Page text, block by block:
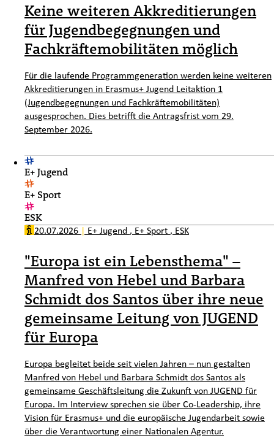
Keine weiteren Akkreditierungen
für Jugendbegegnungen und
Fachkräftemobilitäten möglich
Für die laufende Programmgeneration werden keine weiteren
Akkreditierungen in Erasmus+ Jugend Leitaktion 1
(Jugendbegegnungen und Fachkräftemobilitäten)
ausgesprochen. Dies betrifft die Antragsfrist vom 29.
September 2026.
E+ Jugend
E+ Sport
ESK
20.07.2026 | E+ Jugend , E+ Sport , ESK
"Europa ist ein Lebensthema" –
Manfred von Hebel und Barbara
Schmidt dos Santos über ihre neue
gemeinsame Leitung von JUGEND
für Europa
Europa begleitet beide seit vielen Jahren – nun gestalten
Manfred von Hebel und Barbara Schmidt dos Santos als
gemeinsame Geschäftsleitung die Zukunft von JUGEND für
Europa. Im Interview sprechen sie über Co-Leadership, ihre
Vision für Erasmus+ und die europäische Jugendarbeit sowie
über die Verantwortung einer Nationalen Agentur.